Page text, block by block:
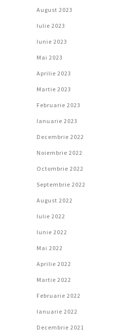
August 2023
Iulie 2023
Iunie 2023
Mai 2023
Aprilie 2023
Martie 2023
Februarie 2023
Ianuarie 2023
Decembrie 2022
Noiembrie 2022
Octombrie 2022
Septembrie 2022
August 2022
Iulie 2022
Iunie 2022
Mai 2022
Aprilie 2022
Martie 2022
Februarie 2022
Ianuarie 2022
Decembrie 2021